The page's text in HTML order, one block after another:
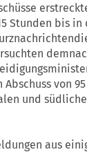
Stunden bis
von
und
aus